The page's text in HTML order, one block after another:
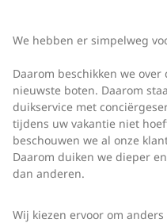
We hebben er simpelweg
Daarom beschikken we
nieuwste boten. Daarom
duikservice met
tijdens uw vakantie niet
beschouwen we al onze
Daarom duiken we dieper
dan anderen.
Wij kiezen ervoor om